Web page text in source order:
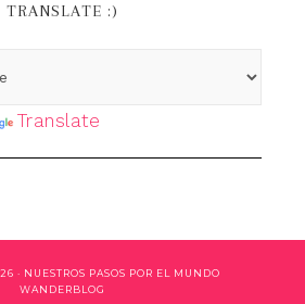
TRANSLATE :)
Translate
· NUESTROS PASOS POR EL MUNDO
WANDERBLOG